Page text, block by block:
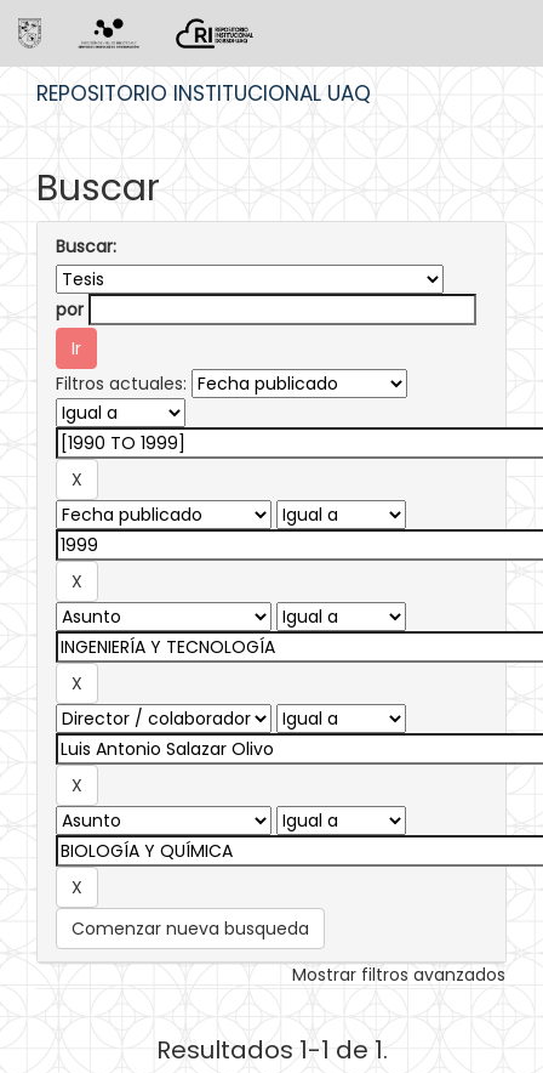
REPOSITORIO INSTITUCIONAL UAQ
Buscar
Buscar:
por
Filtros actuales:
Comenzar nueva busqueda
Mostrar filtros avanzados
Resultados 1-1 de 1.